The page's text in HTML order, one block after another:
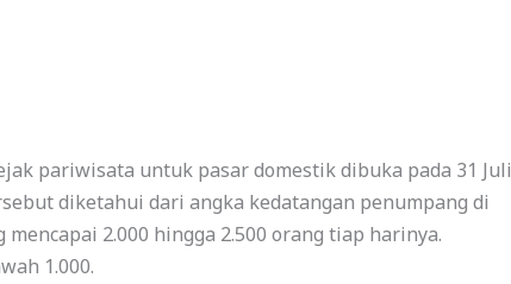
pariwisata untuk pasar domestik dibuka pada 31 Juli
diketahui dari angka kedatangan penumpang di
2.000 hingga 2.500 orang tiap harinya.
1.000.